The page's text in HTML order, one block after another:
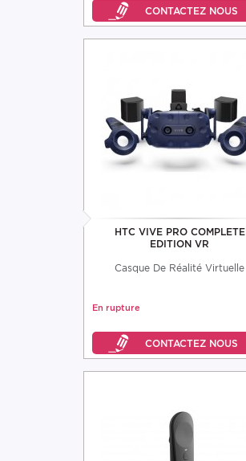
HTC VIVE PRO COMPLETE
EDITION VR
Casque De Réalité Virtuelle
En rupture